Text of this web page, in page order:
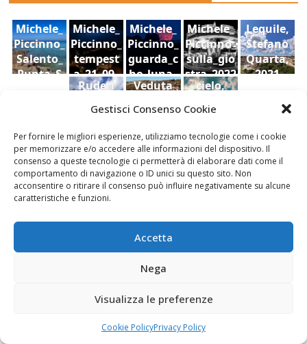
Gestisci Consenso Cookie
Per fornire le migliori esperienze, utilizziamo tecnologie come i cookie
per memorizzare e/o accedere alle informazioni del dispositivo. Il
consenso a queste tecnologie ci permetterà di elaborare dati come il
comportamento di navigazione o ID unici su questo sito. Non
acconsentire o ritirare il consenso può influire negativamente su alcune
caratteristiche e funzioni.
Accetta
Nega
Visualizza le preferenze
Cookie PolicyPrivacy Policy
Michele_
Piccinno_
Salento_
Punta_S
Michele_
Piccinno_
tempest
a_21_09_
2022
Michele_
Piccinno_
guarda_c
he_luna_
2022
Michele_
Piccinno_
sulla_gio
stra_2022
Lequile,
Stefano
Quarta,
2021
Ruderi
o
castello
di Aidone
(Enna),
Dario
Bottaro
Veduta
Modica
dal
Castello
della
contea ,
Giacomo
cielo,
Sciavalie
re
Le Stanze di Arte e Luoghi | Albergo diffuso
della Cultura
Fai clic per accettare i cookie marketing e